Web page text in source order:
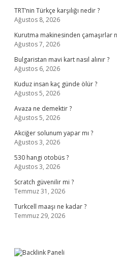
TRT’nin Türkçe karşılığı nedir ?
Ağustos 8, 2026
Kurutma makinesinden çamaşırlar
Ağustos 7, 2026
Bulgaristan mavi kart nasıl alınır ?
Ağustos 6, 2026
Kuduz insan kaç günde ölür ?
Ağustos 5, 2026
Avaza ne demektir ?
Ağustos 5, 2026
Akciğer solunum yapar mı ?
Ağustos 3, 2026
530 hangi otobüs ?
Ağustos 3, 2026
Scratch güvenilir mi ?
Temmuz 31, 2026
Turkcell maaşı ne kadar ?
Temmuz 29, 2026